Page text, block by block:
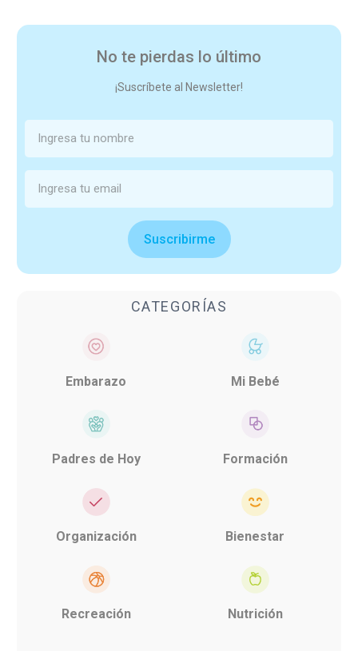
No te pierdas lo último
¡Suscríbete al Newsletter!
Suscribirme
CATEGORÍAS
Embarazo Mi Bebé
Padres de Hoy Formación
Organización Bienestar
Recreación Nutrición